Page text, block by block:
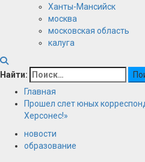
Ханты-Мансийск
москва
московская область
калуга
Найти:
Главная
Прошел слет юных
Херсонес!»
новости
образование